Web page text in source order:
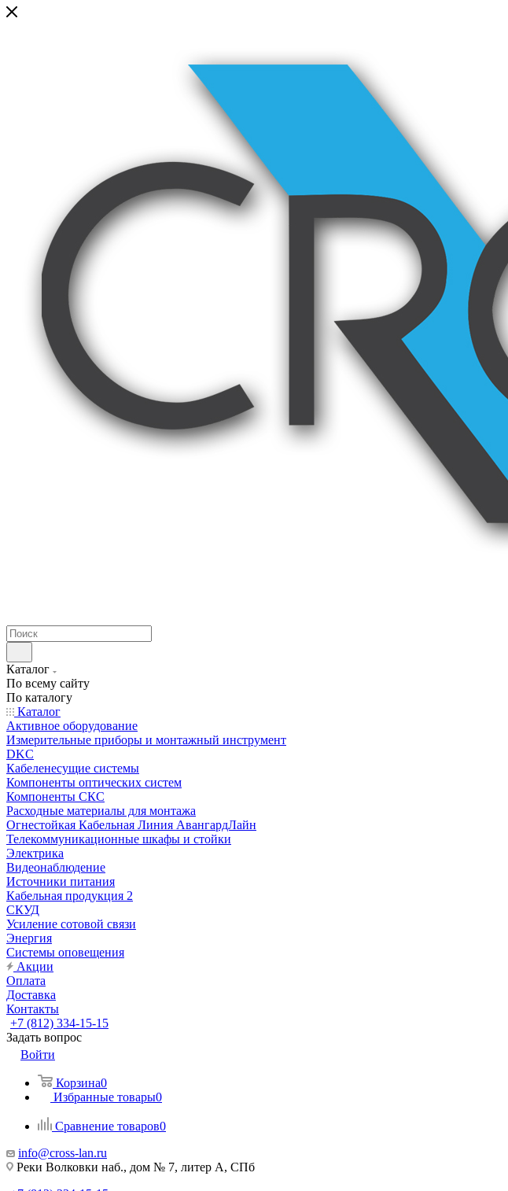
Каталог
По всему сайту
По каталогу
Каталог
Активное оборудование
Измерительные приборы и монтажный инструмент
DKC
Кабеленесущие системы
Компоненты оптических систем
Компоненты СКС
Расходные материалы для монтажа
Огнестойкая Кабельная Линия АвангардЛайн
Телекоммуникационные шкафы и стойки
Электрика
Видеонаблюдение
Источники питания
Кабельная продукция 2
СКУД
Усиление сотовой связи
Энергия
Системы оповещения
Акции
Оплата
Доставка
Контакты
+7 (812) 334-15-15
Задать вопрос
Войти
Корзина0
Избранные товары0
Сравнение товаров0
info@cross-lan.ru
Реки Волковки наб., дом № 7, литер А, СПб